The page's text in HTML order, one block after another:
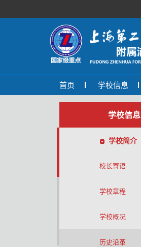
首页 学校信息
学校信息
学校简介
校长寄语
学校章程
学校概况
历史沿革